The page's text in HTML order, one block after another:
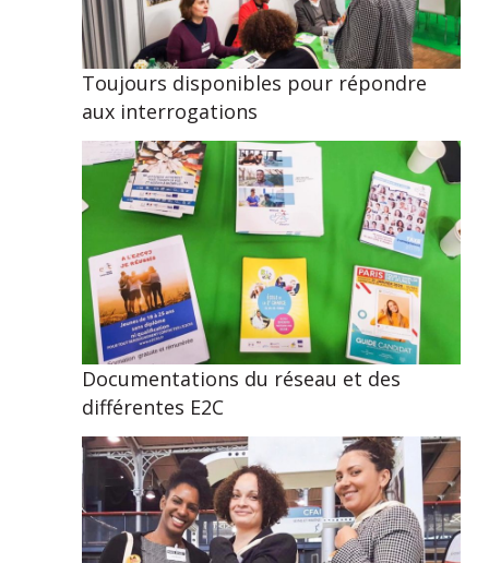
Toujours disponibles pour répondre
aux interrogations
Documentations du réseau et des
différentes E2C